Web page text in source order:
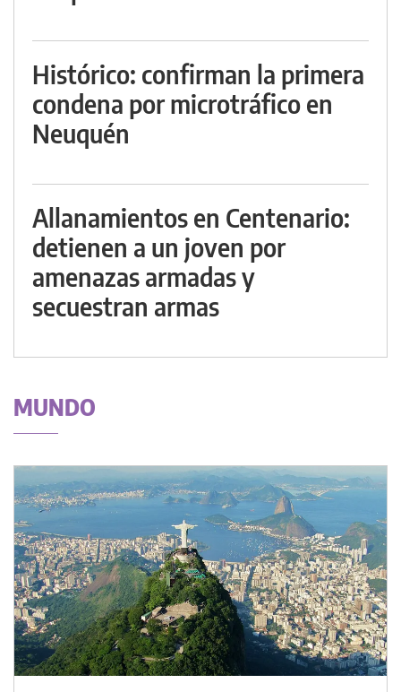
Histórico: confirman la primera
condena por microtráfico en
Neuquén
Allanamientos en Centenario:
detienen a un joven por
amenazas armadas y
secuestran armas
MUNDO